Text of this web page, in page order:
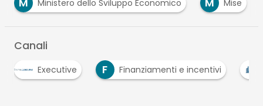
Economico M Mise PMI startup
Canali
Executive F Finanziamenti e incentivi PMI